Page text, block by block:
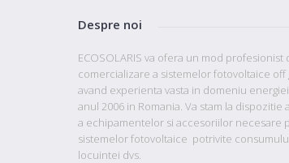
Despre noi
ECOSOLARIS va ofera un mod profesionist
comercializare a sistemelor fotovoltaice off
avand experienta vasta in domeniu
anul 2006 in Romania. Va stam la dispozitie
a echipamentelor si accesoriilor necesare
sistemelor fotovoltaice potrivite
locuintei dvs.